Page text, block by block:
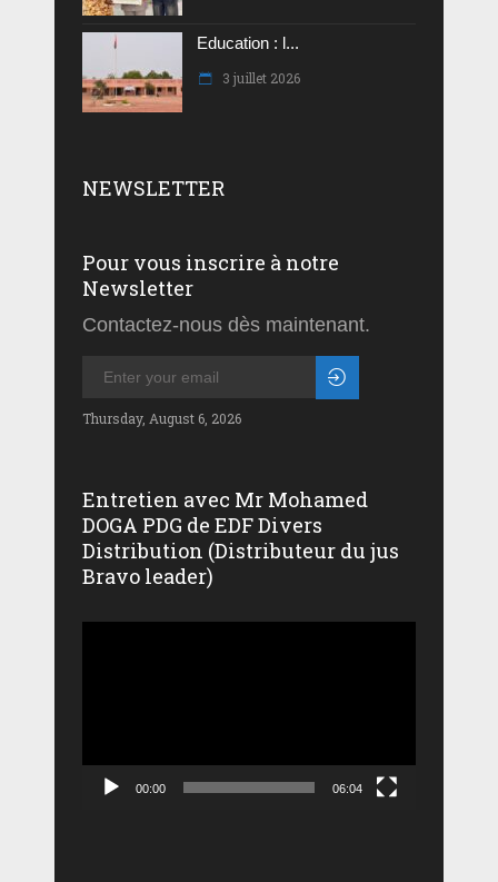
Education : l...
3 juillet 2026
NEWSLETTER
Pour vous inscrire à notre
Newsletter
Contactez-nous dès maintenant.
Thursday, August 6, 2026
Entretien avec Mr Mohamed
DOGA PDG de EDF Divers
Distribution (Distributeur du jus
Bravo leader)
00:00 06:04